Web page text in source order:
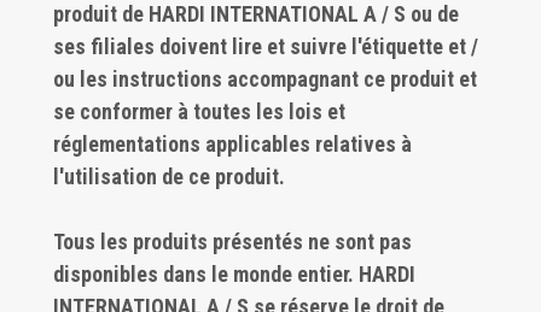
produit de HARDI INTERNATIONAL A / S ou de
ses filiales doivent lire et suivre l'étiquette et /
ou les instructions accompagnant ce produit et
se conformer à toutes les lois et
réglementations applicables relatives à
l'utilisation de ce produit.
Tous les produits présentés ne sont pas
disponibles dans le monde entier. HARDI